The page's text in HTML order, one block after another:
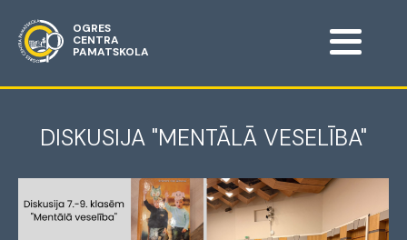
OGRES
CENTRA
PAMATSKOLA
DISKUSIJA "MENTĀLĀ VESELĪBA"